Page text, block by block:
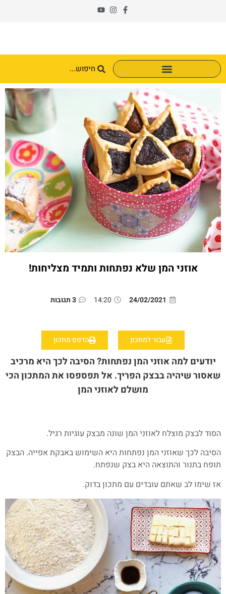
אוזני המן שלא נפתחות ותמיד מצליחות!
24/02/2021
14:20 3 תגובות
עבור למתכון הדפס מתכון
יודעים למה אוזני המן נפתחות? הסיבה לכך היא מרכיב
שאסור שיהיה בבצק הפריך. אל תפספסו את המתכון הכי
מושלם לאוזני המן
הסוד לבצק מוצלח לאוזני המן שונה מבצק עוגיות רגיל.
הסיבה לכך שאוזני המן נפתחות היא השימוש באבקת אפייה. הבצק
תופח בתנור והתוצאה היא בצק שנפתח.
אז שימו לב שאתם עובדים עם מתכון בדוק.